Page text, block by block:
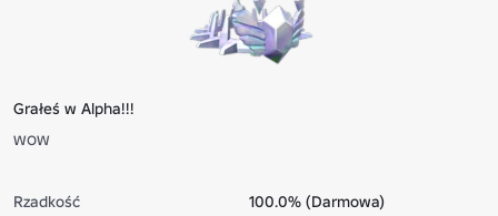
Grałeś w Alpha!!!
wow
Rzadkość
100.0% (Darmowa)